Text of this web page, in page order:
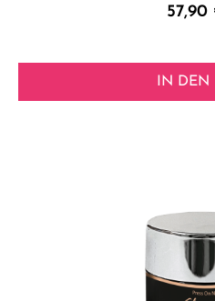
57,90
IN DEN